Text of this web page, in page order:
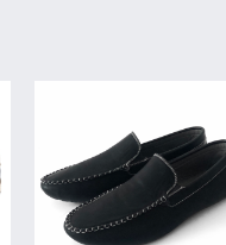
tootel
on
mitu
varianti.